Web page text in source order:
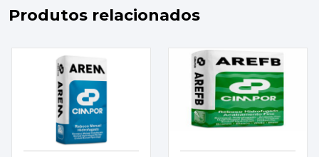
Produtos relacionados